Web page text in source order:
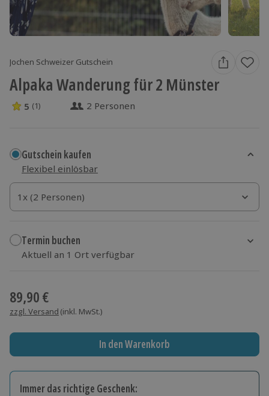
Jochen Schweizer Gutschein
Alpaka Wanderung für 2 Münster
5 Sterne von 5 aus 1 Bewertungen
5 (1) 2 Personen
Gutschein kaufen
Flexibel einlösbar
1x (2 Personen)
1x (2 Personen)
1x (2 Personen)
Termin buchen
Aktuell an 1 Ort verfügbar
89,90 €
zzgl. Versand (inkl. MwSt.)
In den Warenkorb
Immer das richtige Geschenk: